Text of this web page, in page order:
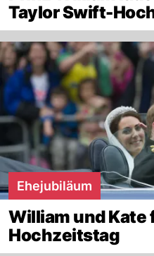
Taylor Swift-
Ehejubiläum
William und Kate
Hochzeitstag